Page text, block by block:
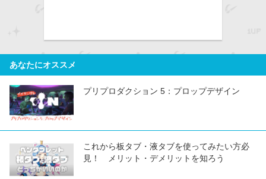
あなたにオススメ
プリプロダクション 5：プロップデザイン
これから板タブ・液タブを使ってみたい方必
見！ メリット・デメリットを知ろう